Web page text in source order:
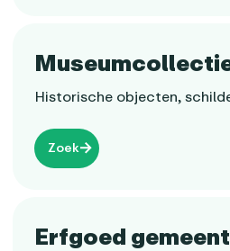
Historische objecten,
Zoek
Erfgoed